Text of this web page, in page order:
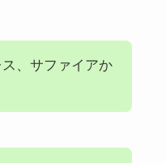
、サファイアか